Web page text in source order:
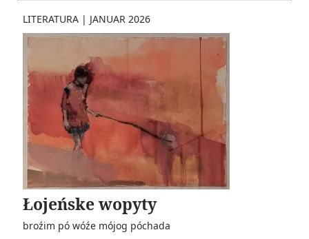
LITERATURA | JANUAR 2026
Łojeńske wopyty
broźim pó wóźe mójog póchada